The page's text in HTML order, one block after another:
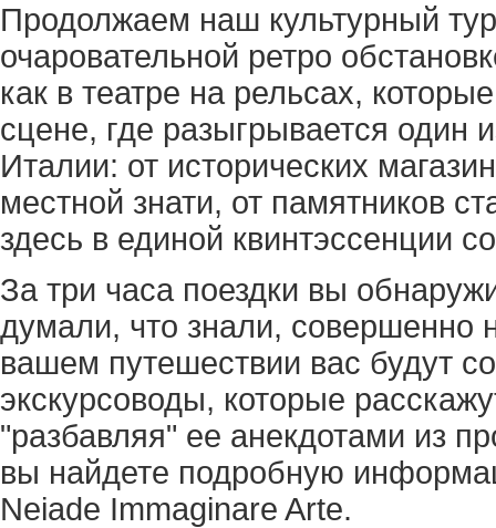
Продолжаем наш культурный
очаровательной ретро
как в театре на рельсах,
сцене, где разыгрывается один
Италии: от исторических
местной знати, от памятников
здесь в единой квинтэссенции
За три часа поездки вы
думали, что знали,
вашем путешествии вас будут
экскурсоводы, которые
"разбавляя" ее анекдотами из
вы найдете подробную
Neiade Immaginare Arte.